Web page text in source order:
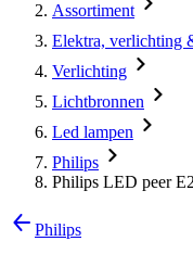
Assortiment
Elektra, verlichting
Verlichting
Lichtbronnen
Led lampen
Philips
Philips LED peer
Philips